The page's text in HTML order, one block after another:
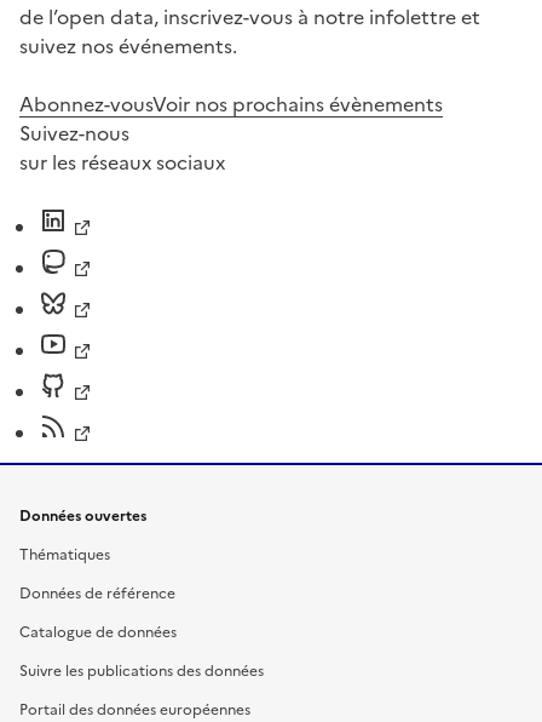
de l’open data, inscrivez-vous à notre infolettre et
suivez nos événements.
Abonnez-vousVoir nos prochains évènements
Suivez-nous
sur les réseaux sociaux
Données ouvertes
Thématiques
Données de référence
Catalogue de données
Suivre les publications des données
Portail des données européennes